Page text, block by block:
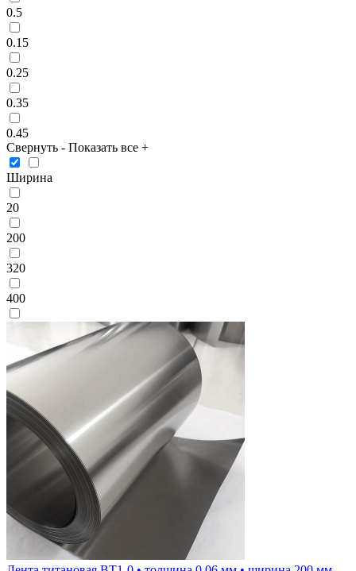
0.5
0.15
0.25
0.35
0.45
Свернуть - Показать все +
Ширина
20
200
320
400